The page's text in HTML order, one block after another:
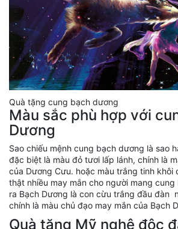
Quà tặng cung bạch dương
Màu sắc phù hợp với
Dương
Sao chiếu mệnh cung bạch dương là sao
đặc biệt là màu đỏ tươi lấp lánh, chính là
của Dương Cưu. hoặc màu trắng tinh khôi
thật nhiều may mắn cho người mang
ra Bạch Dương là con cừu trắng đầu đàn
chính là màu chủ đạo may mắn của Bạch
Quà tặng Mỹ nghệ độc